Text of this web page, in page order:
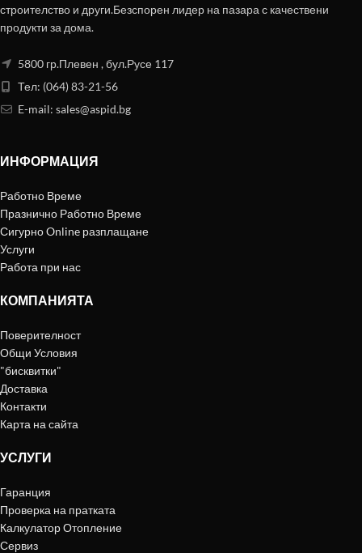
строителство и други.Безспорен лидер на пазара с качествени
продукти за дома.
5800 гр.Плевен , бул.Русе 117
Тел: (064) 83-21-56
E-mail: sales@aspid.bg
ИНФОРМАЦИЯ
Работно Време
Празнично Работно Време
Сигурно Online разплащане
Услуги
Работа при нас
КОМПАНИЯТА
Поверителност
Общи Условия
"бисквитки"
Доставка
Контакти
Карта на сайта
УСЛУГИ
Гаранция
Проверка на пратката
Калкулатор Отопление
Сервиз